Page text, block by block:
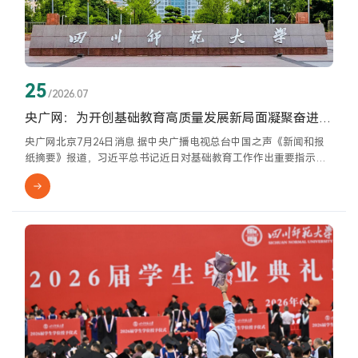
25/2026.07
央广网：为开创基础教育高质量发展新局面凝聚奋进力量——习近平总书记就基础教育工作作出的重要指示引发热烈反响
央广网北京7月24日消息 据中央广播电视总台中国之声《新闻和报
纸摘要》报道，习近平总书记近日对基础教育工作作出重要指示强
调，要全面贯彻党的教育方针，落实立德树人根本任务，不断开创
基础教育高质量发展新局面。广大教育工作者表示，要以习近平总
力量。党的十八大以来，党中央把基础教育作为基础性、先导性工